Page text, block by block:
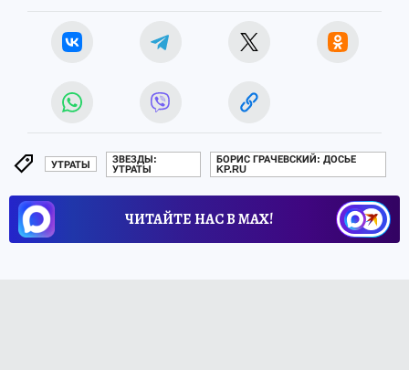
УТРАТЫ
ЗВЕЗДЫ:
УТРАТЫ
БОРИС ГРАЧЕВСКИЙ: ДОСЬЕ
KP.RU
ЧИТАЙТЕ НАС В МАХ!